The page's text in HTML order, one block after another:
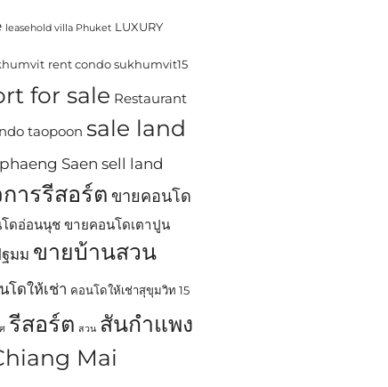
leasehold villa Phuket LUXURY
rent condo sukhumvit15
for sale Restaurant
taopoon sale land
Saen sell land
ารรีสอร์ต ขายคอนโด
ดอ่อนนุช ขายคอนโดเตาปูน
มม ขายบ้านสวน
โดให้เช่า คอนโดให้เช่าสุขุมวิท 15
รีสอร์ต สวน สันกำแพง
Mai